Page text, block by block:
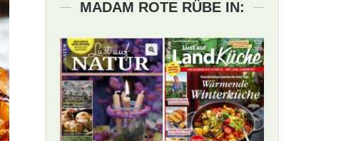
MADAM ROTE RÜBE IN: